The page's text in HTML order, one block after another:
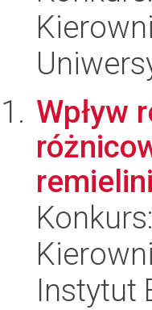
Wpływ
Konkurs:
Instytut